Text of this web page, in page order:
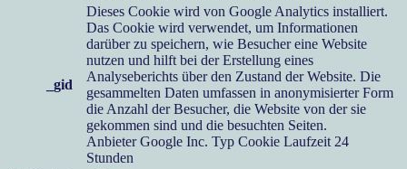
_gid
Dieses Cookie wird von Google Analytics installiert.
Das Cookie wird verwendet, um Informationen
darüber zu speichern, wie Besucher eine Website
nutzen und hilft bei der Erstellung eines
Analyseberichts über den Zustand der Website. Die
gesammelten Daten umfassen in anonymisierter Form
die Anzahl der Besucher, die Website von der sie
gekommen sind und die besuchten Seiten.
Anbieter Google Inc. Typ Cookie Laufzeit 24
Stunden